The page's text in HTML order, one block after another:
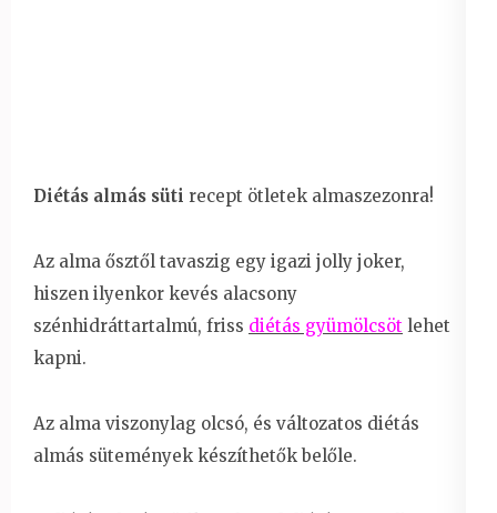
Diétás almás süti recept ötletek almaszezonra!
Az alma ősztől tavaszig egy igazi jolly joker,
hiszen ilyenkor kevés alacsony
szénhidráttartalmú, friss diétás gyümölcsöt lehet
kapni.
Az alma viszonylag olcsó, és változatos diétás
almás sütemények készíthetők belőle.